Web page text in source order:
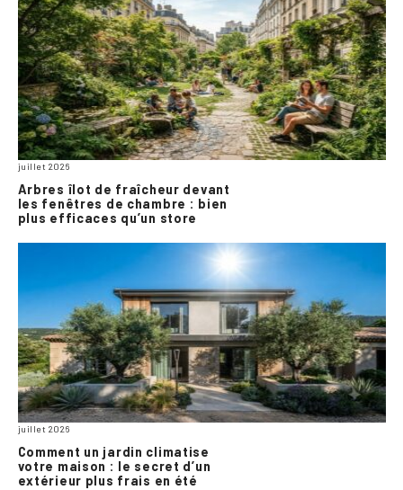
juillet 2026
Arbres îlot de fraîcheur devant
les fenêtres de chambre : bien
plus efficaces qu’un store
juillet 2026
Comment un jardin climatise
votre maison : le secret d’un
extérieur plus frais en été